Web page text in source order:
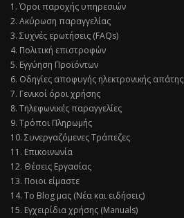
1. Όροι παροχής υπηρεσιών
2. Ακύρωση παραγγελίας
3. Συχνές ερωτήσεις (FAQs)
4. Πολιτική επιστροφών
5. Εγγύηση Προϊόντων
6. Οδηγίες αποφυγής ηλεκτρονικής απάτης
7. Γενικοί όροι χρήσης
8. Τηλεφωνικές παραγγελίες
9. Τρόποι Πληρωμής
10. Συνεργαζόμενες Τράπεζες
11. Επικοινωνία
12. Θέσεις Εργασίας
13. Ποιοι είμαστε
14. Το Blog μας (Νέα και ειδήσεις)
15. Εγχειρίδια χρήσης (Manuals)